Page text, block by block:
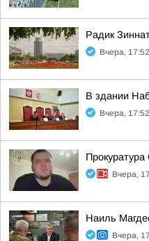
Радик
Вчера, 17:52
В здании
Вчера, 17:52
Вчера,
Наиль
Вчера,